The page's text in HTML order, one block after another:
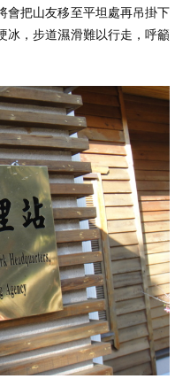
會把山友移至平坦處再吊掛下
冰，步道濕滑難以行走，呼籲